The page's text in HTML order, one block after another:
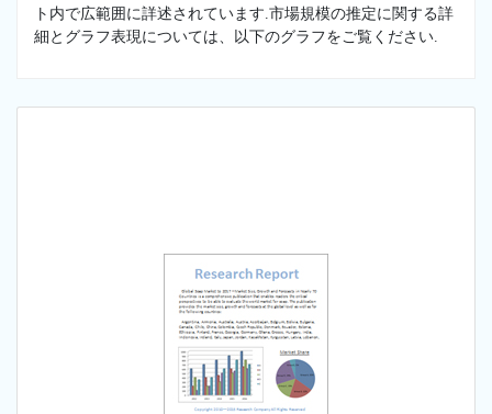
ト内で広範囲に詳述されています.市場規模の推定に関する詳
細とグラフ表現については、以下のグラフをご覧ください.